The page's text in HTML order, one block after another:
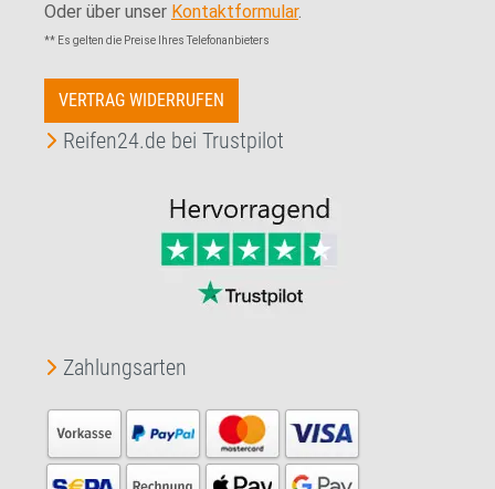
Oder über unser Kontaktformular.
** Es gelten die Preise Ihres Telefonanbieters
VERTRAG WIDERRUFEN
Reifen24.de bei Trustpilot
Zahlungsarten